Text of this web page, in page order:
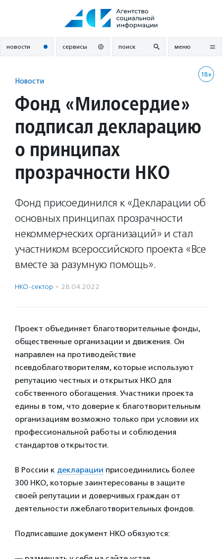
новости сервисы поиск меню
18+
Новости
Фонд «Милосердие»
подписал декларацию
о принципах
прозрачности НКО
Фонд присоединился к «Декларации об
основных принципах прозрачности
некоммерческих организаций» и стал
участником всероссийского проекта «Все
вместе за разумную помощь».
НКО-сектор · 28.04.2022
Проект объединяет благотворительные фонды,
общественные организации и движения. Он
направлен на противодействие
псевдоблаготворителям, которые используют
репутацию честных и открытых НКО для
собственного обогащения. Участники проекта
едины в том, что доверие к благотворительным
организациям возможно только при условии их
профессиональной работы и соблюдения
стандартов открытости.
В России к декларации присоединились более
300 НКО, которые заинтересованы в защите
своей репутации и доверчивых граждан от
деятельности лжеблаготворительных фондов.
Подписавшие документ НКО обязуются: